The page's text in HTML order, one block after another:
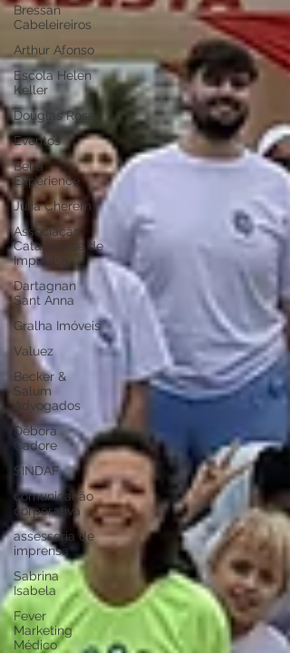
Bressan
Cabeleireiros
Arthur Afonso
Escola Helen
Keller
Douglas Rosa
Eventos
Bella
Experience
Júlia Cherem
Associação
Catarinense de
Imprensa
Dartagnan
Sant Anna
Gralha Imóveis
Valuez
Becker &
Salum
Advogados
Débora
Cadore
SINDAF
comunicação
corporativa
assessoria de
imprensa
Sabrina
Isabela
Fever
Marketing
Médico